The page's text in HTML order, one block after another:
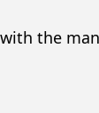
the